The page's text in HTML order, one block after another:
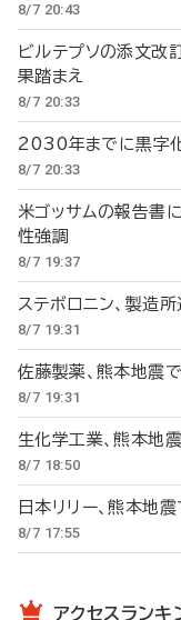
8/7 20:43
ビルテプソの添文
果踏まえ
8/7 20:33
2030年までに黒字
8/7 20:33
米ゴッサムの報告書
性強調
8/7 19:37
ステボロニン、製造
8/7 19:31
佐藤製薬、熊本地
8/7 19:31
生化学工業、熊本
8/7 18:50
日本リリー、熊本地
8/7 17:55
アクセスランキ